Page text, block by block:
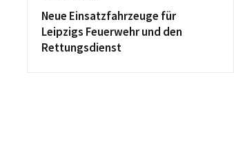
Neue Einsatzfahrzeuge für
Leipzigs Feuerwehr und den
Rettungsdienst